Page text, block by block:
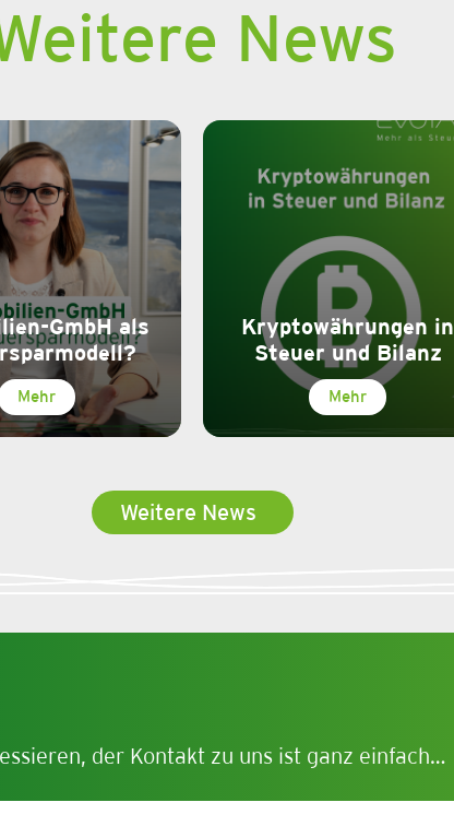
News
GmbH als
Mehr
Kryptowährungen in
Steuer und Bilanz
Mehr
Weitere News
der Kontakt zu uns ist ganz einfach…